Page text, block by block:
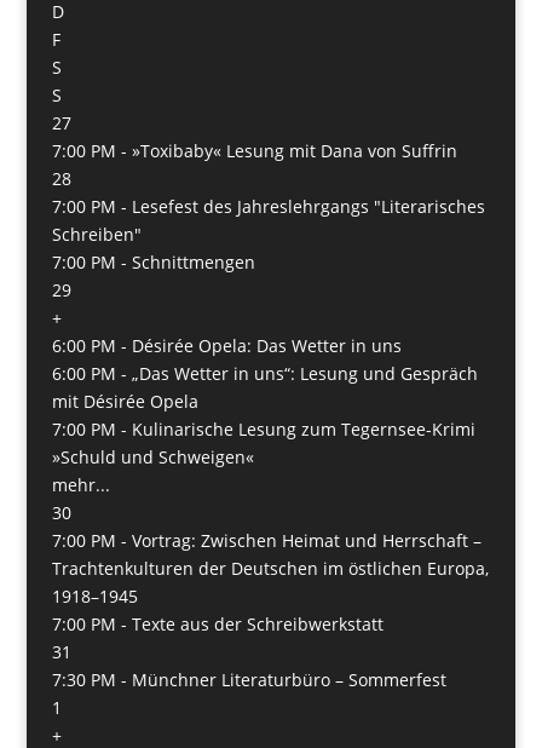
D
F
S
S
27
7:00 PM - »Toxibaby« Lesung mit Dana von Suffrin
28
7:00 PM - Lesefest des Jahreslehrgangs "Literarisches
Schreiben"
7:00 PM - Schnittmengen
29
+
6:00 PM - Désirée Opela: Das Wetter in uns
6:00 PM - „Das Wetter in uns“: Lesung und Gespräch
mit Désirée Opela
7:00 PM - Kulinarische Lesung zum Tegernsee-Krimi
»Schuld und Schweigen«
mehr...
30
7:00 PM - Vortrag: Zwischen Heimat und Herrschaft –
Trachtenkulturen der Deutschen im östlichen Europa,
1918–1945
7:00 PM - Texte aus der Schreibwerkstatt
31
7:30 PM - Münchner Literaturbüro – Sommerfest
1
+